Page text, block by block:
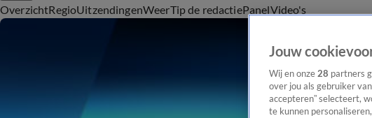
OverzichtRegioUitzendingenWeerTip de redactiePanelVideo's
Jouw
Wij en onze 28 partners
over jou als gebruiker
accepteren” selecteert,
te kunnen